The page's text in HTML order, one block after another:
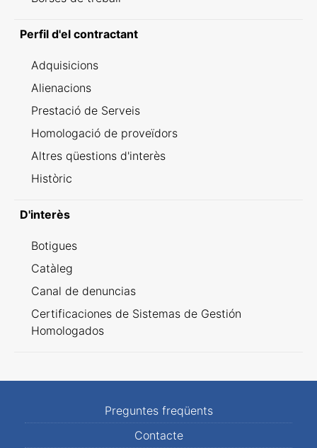
Perfil d'el contractant
Adquisicions
Alienacions
Prestació de Serveis
Homologació de proveïdors
Altres qüestions d'interès
Històric
D'interès
Botigues
Catàleg
Canal de denuncias
Certificaciones de Sistemas de Gestión
Homologados
Preguntes freqüents
Contacte